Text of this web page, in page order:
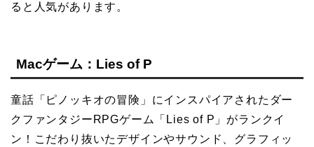
ると人気があります。
Macゲーム：Lies of P
童話「ピノッキオの冒険」にインスパイアされたダー
クファンタジーRPGゲーム「Lies of P」がランクイ
ン！こだわり抜いたデザインやサウンド、グラフィッ